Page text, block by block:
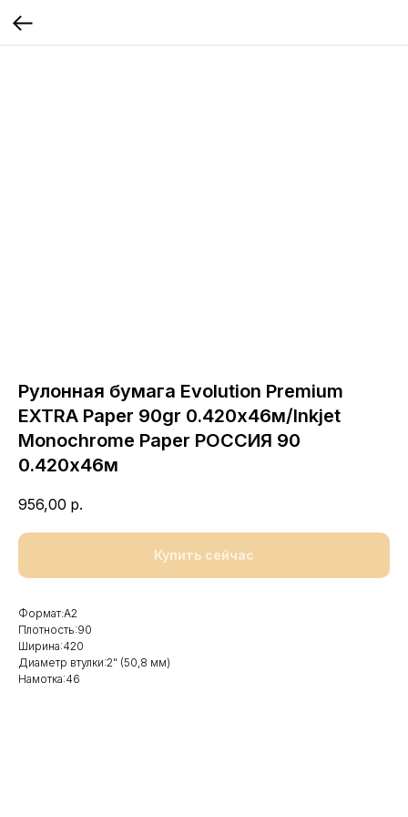
Рулонная бумага Evolution Premium
EXTRA Paper 90gr 0.420х46м/Inkjet
Monochrome Paper РОССИЯ 90
0.420х46м
956,00 р.
Купить сейчас
Формат:А2
Плотность:90
Ширина:420
Диаметр втулки:2" (50,8 мм)
Намотка:46